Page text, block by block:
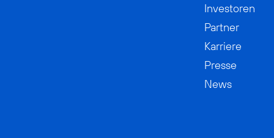
Investoren
Partner
Karriere
Presse
News